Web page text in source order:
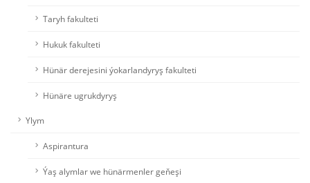
Taryh fakulteti
Hukuk fakulteti
Hünär derejesini ýokarlandyryş fakulteti
Hünäre ugrukdyryş
Ylym
Aspirantura
Ýaş alymlar we hünärmenler geňeşi